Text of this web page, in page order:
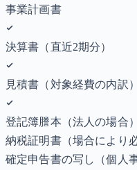
事業計画書
決算書（直近2期分）
見積書（対象経費の内訳）
登記簿謄本（法人の場合）
納税証明書（場合により
確定申告書の写し（個人